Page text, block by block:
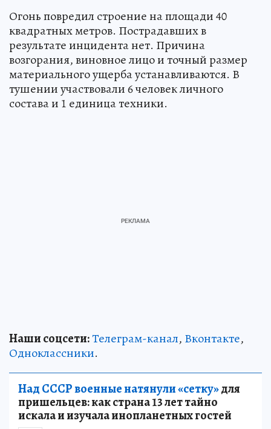
Огонь повредил строение на площади 40
квадратных метров. Пострадавших в
результате инцидента нет. Причина
возгорания, виновное лицо и точный размер
материального ущерба устанавливаются. В
тушении участвовали 6 человек личного
состава и 1 единица техники.
Наши соцсети:Телеграм-канал, Вконтакте,
Одноклассники.
Над СССР военные натянули «сетку»для
пришельцев: как страна 13 лет тайно
искала и изучала инопланетных гостей